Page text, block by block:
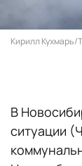
Кирилл
В
ситуации